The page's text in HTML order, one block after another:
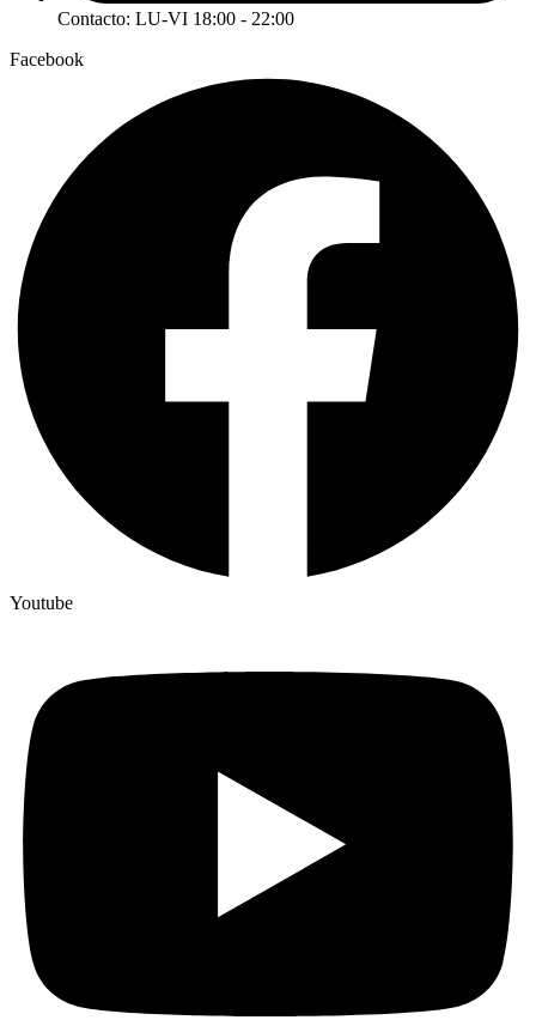
Contacto: LU-VI 18:00 - 22:00
Facebook
Youtube